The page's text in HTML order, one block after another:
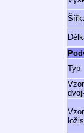
Typ
Vzor
Vzor